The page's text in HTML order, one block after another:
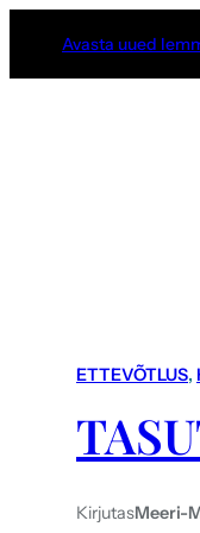
Avasta uued
ETTEVÕTLUS,
KirjutasMeeri-